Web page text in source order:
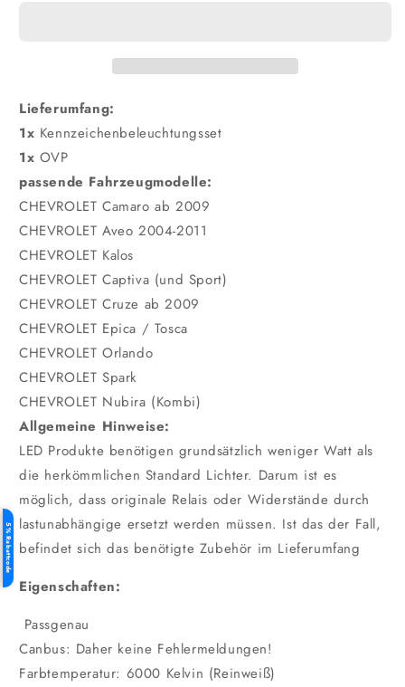
Lieferumfang:
1x Kennzeichenbeleuchtungsset
1x OVP
passende Fahrzeugmodelle:
CHEVROLET Camaro ab 2009
CHEVROLET Aveo 2004-2011
CHEVROLET Kalos
CHEVROLET Captiva (und Sport)
CHEVROLET Cruze ab 2009
CHEVROLET Epica / Tosca
CHEVROLET Orlando
CHEVROLET Spark
CHEVROLET Nubira (Kombi)
Allgemeine Hinweise:
LED Produkte benötigen grundsätzlich weniger Watt als
die herkömmlichen Standard Lichter. Darum ist es
möglich, dass originale Relais oder Widerstände durch
lastunabhängige ersetzt werden müssen. Ist das der Fall,
befindet sich das benötigte Zubehör im Lieferumfang
Eigenschaften:
Passgenau
Canbus: Daher keine Fehlermeldungen!
Farbtemperatur: 6000 Kelvin (Reinweiß)
5% Rabattcode